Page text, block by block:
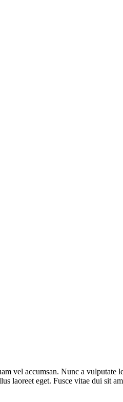
vel accumsan. Nunc a
laoreet eget. Fusce vitae dui sit